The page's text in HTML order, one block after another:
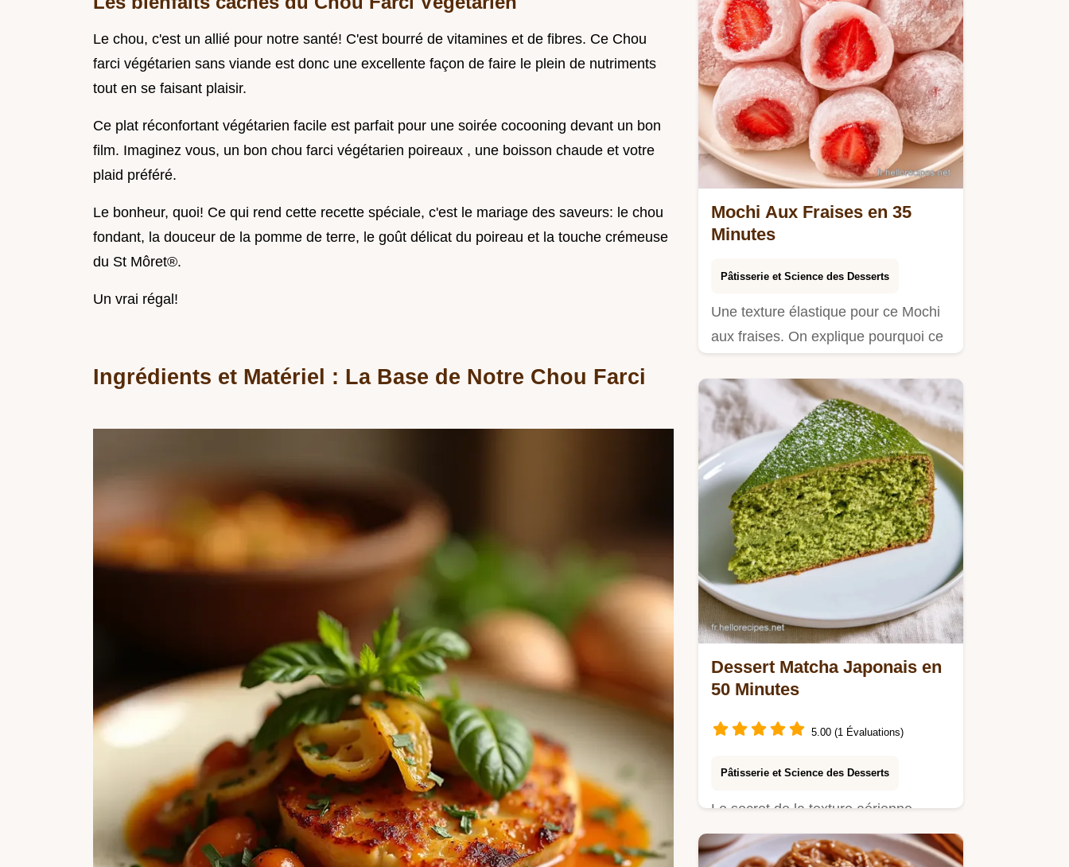
Le chou, c'est un allié pour notre santé! C'est bourré de vitamines et de fibres. Ce Chou
farci végétarien sans viande est donc une excellente façon de faire le plein de nutriments
tout en se faisant plaisir.
Ce plat réconfortant végétarien facile est parfait pour une soirée cocooning devant un bon
film. Imaginez vous, un bon chou farci végétarien poireaux , une boisson chaude et votre
plaid préféré.
Le bonheur, quoi! Ce qui rend cette recette spéciale, c'est le mariage des saveurs: le chou
fondant, la douceur de la pomme de terre, le goût délicat du poireau et la touche crémeuse
du St Môret®.
Un vrai régal!
Ingrédients et Matériel : La Base de Notre Chou Farci
Mochi Aux Fraises en 35
Minutes
Pâtisserie et Science des Desserts
Une texture élastique pour ce Mochi
aux fraises. On explique pourquoi ce
Dessert Matcha Japonais en
50 Minutes
5.00 (1 Évaluations)
Pâtisserie et Science des Desserts
Le secret de la texture aérienne
réside dans l'incorporation des
blancs.